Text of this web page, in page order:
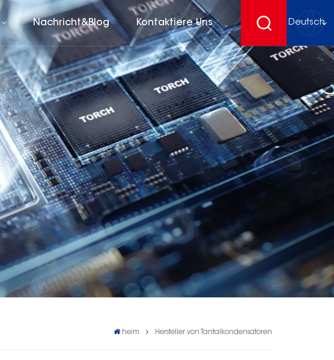
Nachricht&Blog Kontaktiere Uns Deutsch
English
français
Deutsch
español
heim Hersteller von Tantalkondensatoren